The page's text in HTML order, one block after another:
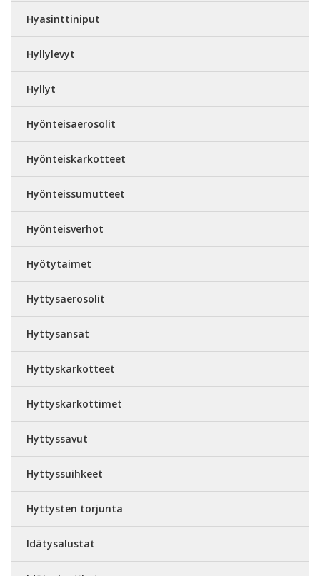
Hyasinttiniput
Hyllylevyt
Hyllyt
Hyönteisaerosolit
Hyönteiskarkotteet
Hyönteissumutteet
Hyönteisverhot
Hyötytaimet
Hyttysaerosolit
Hyttysansat
Hyttyskarkotteet
Hyttyskarkottimet
Hyttyssavut
Hyttyssuihkeet
Hyttysten torjunta
Idätysalustat